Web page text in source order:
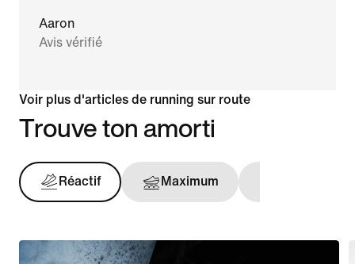
Aaron
Avis vérifié
Voir plus d'articles de running sur route
Trouve ton amorti
Réactif Maximum